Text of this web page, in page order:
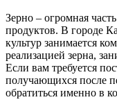
Зерно – огромная
продуктов. В городе
культур занимается
реализацией зерна,
Если вам требуется
получающихся после
обратиться именно в